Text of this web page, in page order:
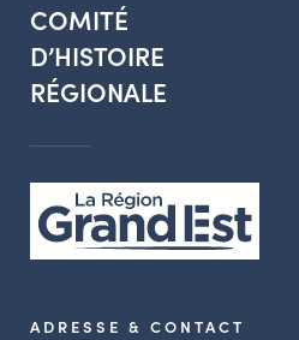
COMITÉ
D’HISTOIRE
RÉGIONALE
ADRESSE & CONTACT